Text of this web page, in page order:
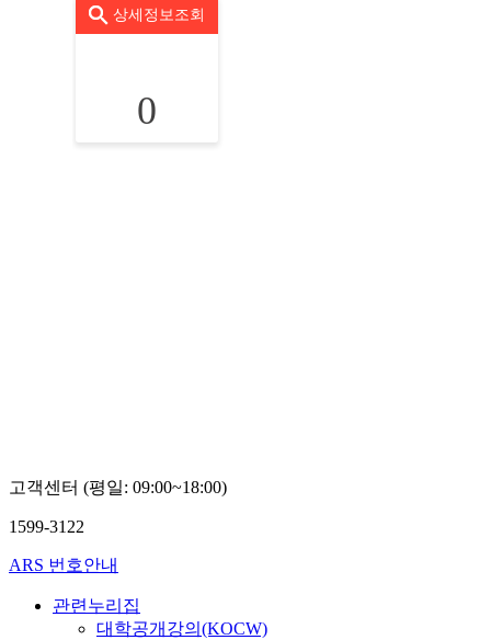
상세정보조회
0
고객센터 (평일: 09:00~18:00)
1599-3122
ARS 번호안내
관련누리집
대학공개강의(KOCW)